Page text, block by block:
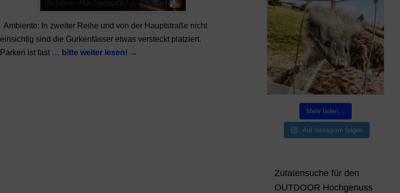
Ambiente: In zweiter Reihe und von der Hauptstraße nicht
einsichtig sind die Gurkenfässer etwas versteckt platziert.
Parken ist fast … bitte weiter lesen! →
Mehr laden…
Auf Instagram folgen
Zutatensuche für den
OUTDOOR Hochgenuss